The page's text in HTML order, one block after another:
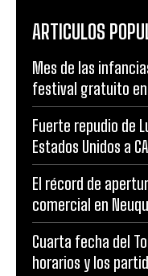
ARTICULOS
Mes de las
festival gratuito en
Fuerte repudio de
Estados Unidos a
El récord de
comercial en
Cuarta fecha del
horarios y los